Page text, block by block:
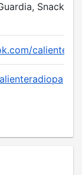
Snack